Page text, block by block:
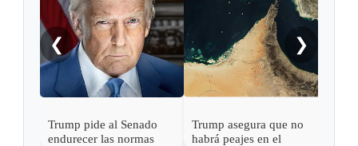
❮
Trump pide al Senado
endurecer las normas
Trump asegura que no
habrá peajes en el
❯